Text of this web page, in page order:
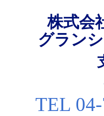
株式会
グラン
TEL